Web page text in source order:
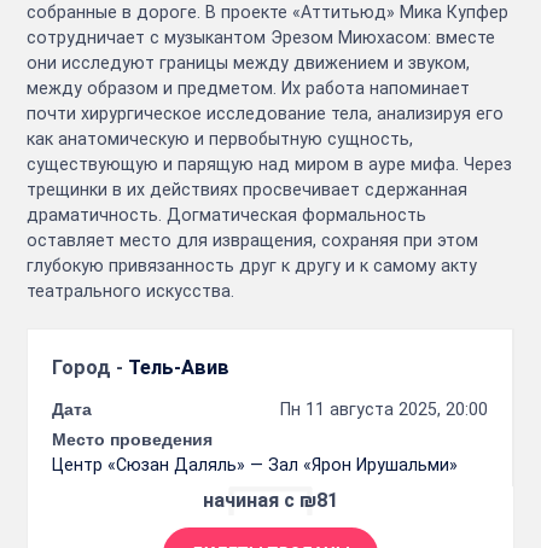
собранные в дороге. В проекте «Аттитьюд» Мика Купфер
сотрудничает с музыкантом Эрезом Миюхасом: вместе
они исследуют границы между движением и звуком,
между образом и предметом. Их работа напоминает
почти хирургическое исследование тела, анализируя его
как анатомическую и первобытную сущность,
существующую и парящую над миром в ауре мифа. Через
трещинки в их действиях просвечивает сдержанная
драматичность. Догматическая формальность
оставляет место для извращения, сохраняя при этом
глубокую привязанность друг к другу и к самому акту
театрального искусства.
Город - Тель-Авив
Дата
Пн 11 августа 2025, 20:00
Место проведения
Центр «Сюзан Даляль» — Зал «Ярон Ирушальми»
начиная с ₪81